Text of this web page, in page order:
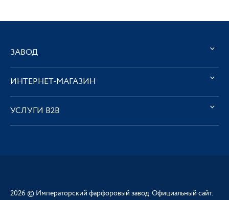
ЗАВОД
ИНТЕРНЕТ-МАГАЗИН
УСЛУГИ В2В
2026 © Императорский фарфоровый завод. Официальный сайт.